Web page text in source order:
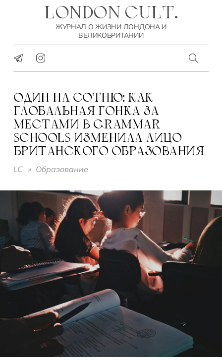
LONDON CULT.
ЖУРНАЛ О ЖИЗНИ ЛОНДОНА И
ВЕЛИКОБРИТАНИИ
ОДИН НА СОТНЮ: КАК
ГЛОБАЛЬНАЯ ГОНКА ЗА
МЕСТАМИ В GRAMMAR
SCHOOLS ИЗМЕНИЛА ЛИЦО
БРИТАНСКОГО ОБРАЗОВАНИЯ
LC » Образование